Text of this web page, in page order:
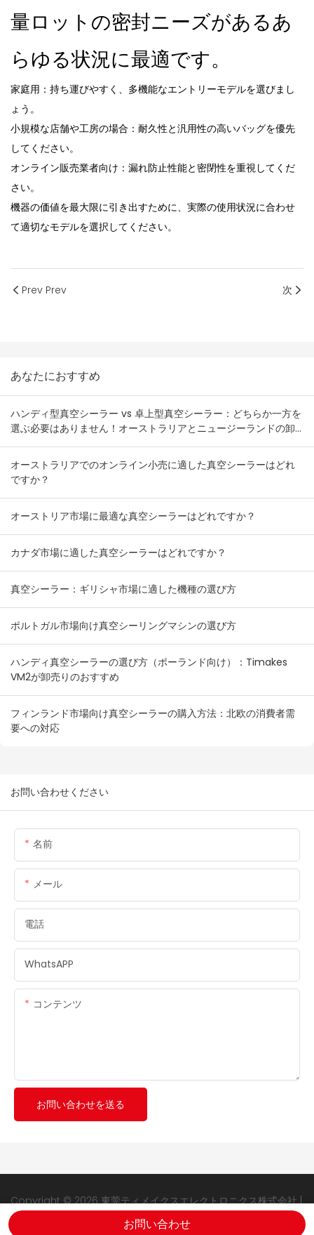
量ロットの密封ニーズがあるあ
らゆる状況に最適です。
家庭用：持ち運びやすく、多機能なエントリーモデルを選びまし
ょう。
小規模な店舗や工房の場合：耐久性と汎用性の高いバッグを優先
してください。
オンライン販売業者向け：漏れ防止性能と密閉性を重視してくだ
さい。
機器の価値を最大限に引き出すために、実際の使用状況に合わせ
て適切なモデルを選択してください。
Prev Prev 次
あなたにおすすめ
ハンディ型真空シーラー vs 卓上型真空シーラー：どちらか一方を
選ぶ必要はありません！オーストラリアとニュージーランドの卸
売業者向け在庫組み合わせプラン
オーストラリアでのオンライン小売に適した真空シーラーはどれ
ですか？
オーストリア市場に最適な真空シーラーはどれですか？
カナダ市場に適した真空シーラーはどれですか？
真空シーラー：ギリシャ市場に適した機種の選び方
ポルトガル市場向け真空シーリングマシンの選び方
ハンディ真空シーラーの選び方（ポーランド向け）：Timakes
VM2が卸売りのおすすめ
フィンランド市場向け真空シーラーの購入方法：北欧の消費者需
要への対応
お問い合わせください
名前
メール
電話
WhatsAPP
コンテンツ
お問い合わせを送る
Copyright © 2026 東莞ティメイクスエレクトロニクス株式会社 |
食品真空シーラー
サイトマップ プライバシーポリシー
お問い合わせ